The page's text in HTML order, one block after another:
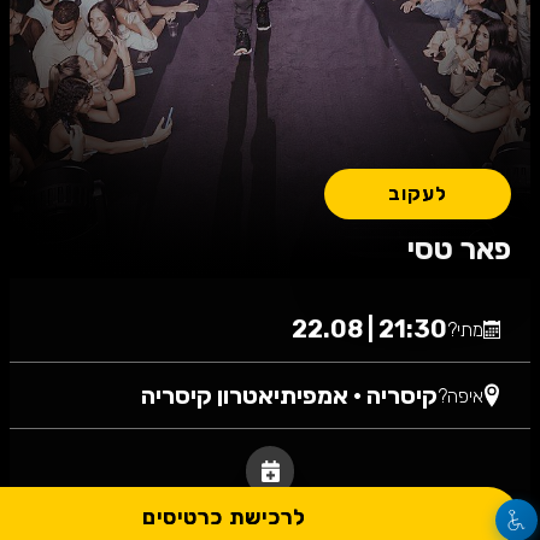
פאר טסי
לעקוב
מתי?21:30 | 22.08
איפה?קיסריה • אמפיתיאטרון קיסריה
לרכישת כרטיסים